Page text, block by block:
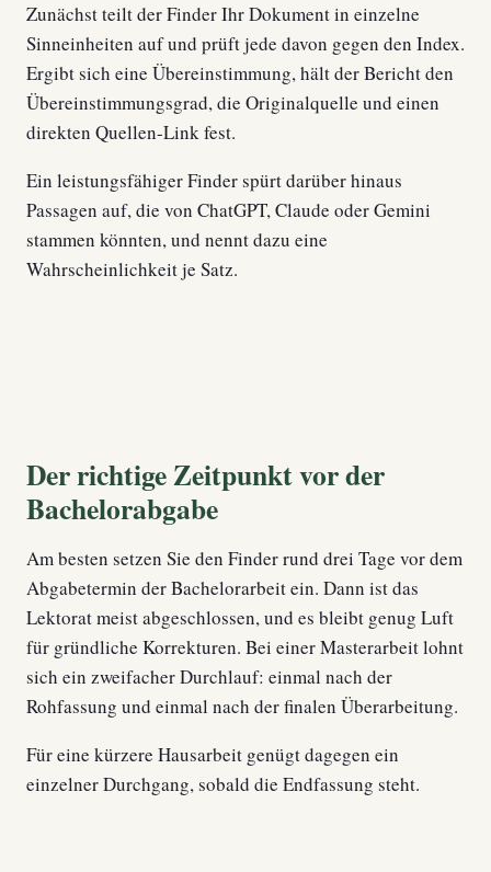
Zunächst teilt der Finder Ihr Dokument in einzelne
Sinneinheiten auf und prüft jede davon gegen den Index.
Ergibt sich eine Übereinstimmung, hält der Bericht den
Übereinstimmungsgrad, die Originalquelle und einen
direkten Quellen-Link fest.
Ein leistungsfähiger Finder spürt darüber hinaus
Passagen auf, die von ChatGPT, Claude oder Gemini
stammen könnten, und nennt dazu eine
Wahrscheinlichkeit je Satz.
Der richtige Zeitpunkt vor der
Bachelorabgabe
Am besten setzen Sie den Finder rund drei Tage vor dem
Abgabetermin der Bachelorarbeit ein. Dann ist das
Lektorat meist abgeschlossen, und es bleibt genug Luft
für gründliche Korrekturen. Bei einer Masterarbeit lohnt
sich ein zweifacher Durchlauf: einmal nach der
Rohfassung und einmal nach der finalen Überarbeitung.
Für eine kürzere Hausarbeit genügt dagegen ein
einzelner Durchgang, sobald die Endfassung steht.